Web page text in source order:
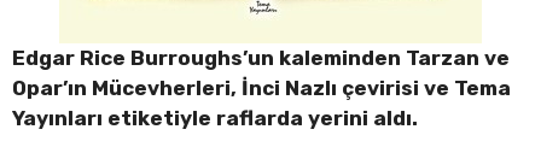
Edgar Rice Burroughs’un kaleminden Tarzan ve
Opar’ın Mücevherleri, İnci Nazlı çevirisi ve Tema
Yayınları etiketiyle raflarda yerini aldı.